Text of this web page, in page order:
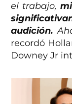
el trabajo,
audición.
recordó
Downey Jr